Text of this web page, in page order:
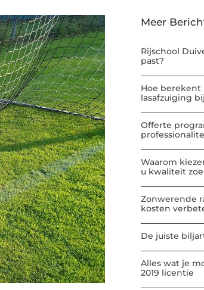
Meer
Rijschool
past?
Hoe berekent
lasafzuiging
Offerte
Waarom
u kwaliteit
Zonwerende
kosten
De juiste
Alles wat je
2019 licentie